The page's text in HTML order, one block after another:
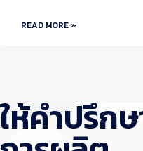
READ MORE »
ให้คำปรึก